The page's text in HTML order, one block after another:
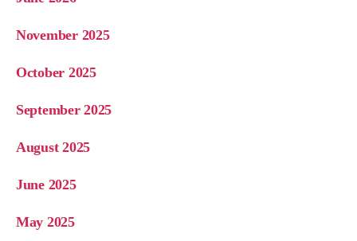
November 2025
October 2025
September 2025
August 2025
June 2025
May 2025